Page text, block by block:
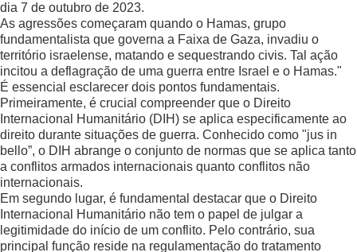
dia 7 de outubro de 2023.
As agressões começaram quando o Hamas, grupo
fundamentalista que governa a Faixa de Gaza, invadiu o
território israelense, matando e sequestrando civis. Tal ação
incitou a deflagração de uma guerra entre Israel e o Hamas."
É essencial esclarecer dois pontos fundamentais.
Primeiramente, é crucial compreender que o Direito
Internacional Humanitário (DIH) se aplica especificamente ao
direito durante situações de guerra. Conhecido como "jus in
bello”, o DIH abrange o conjunto de normas que se aplica tanto
a conflitos armados internacionais quanto conflitos não
internacionais.
Em segundo lugar, é fundamental destacar que o Direito
Internacional Humanitário não tem o papel de julgar a
legitimidade do início de um conflito. Pelo contrário, sua
principal função reside na regulamentação do tratamento